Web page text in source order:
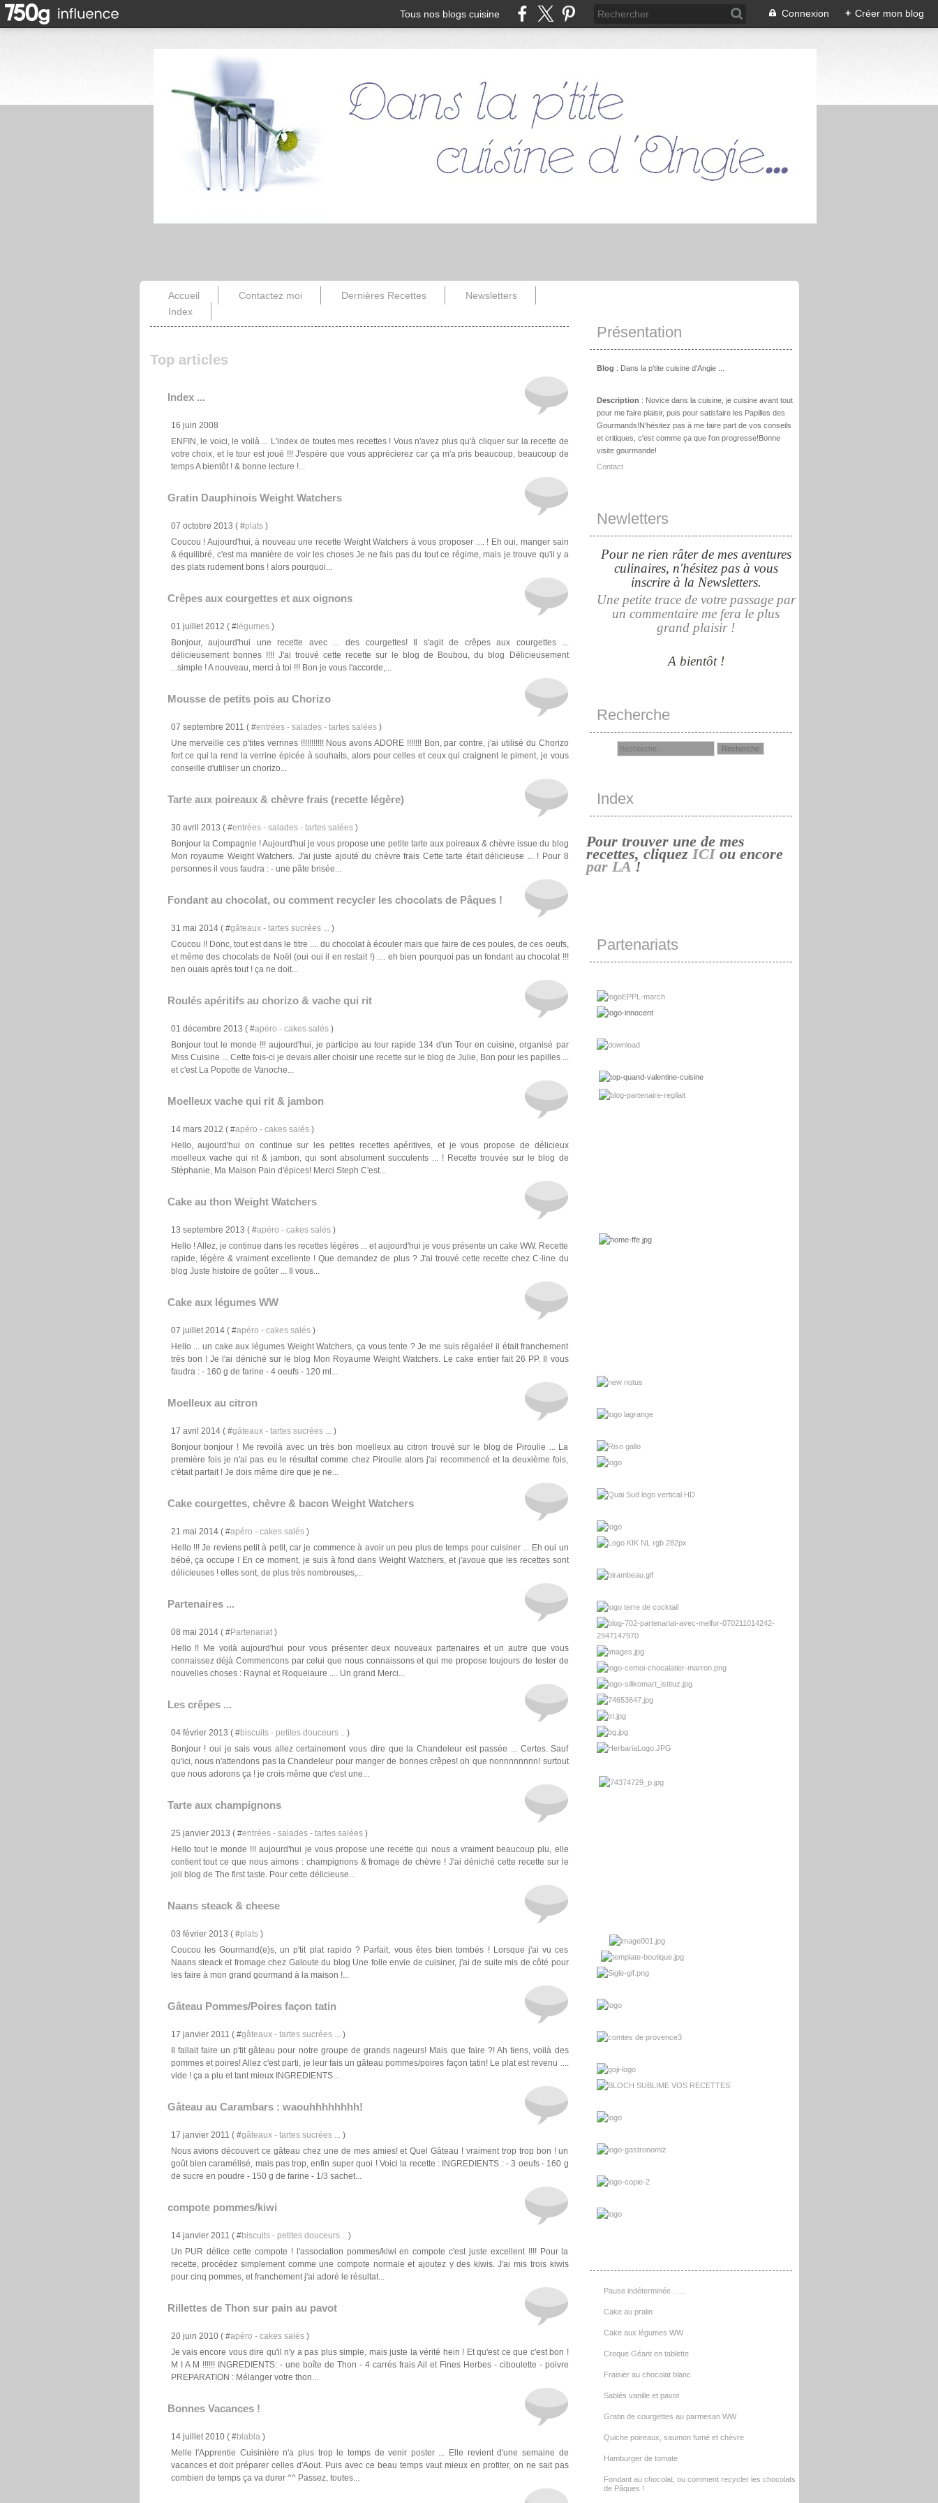
Tous nos blogs cuisine Connexion + Créer mon blog
Accueil Contactez moi Dernières Recettes
Newsletters
Index
Top articles
Index ...
16 juin 2008
ENFIN, le voici, le voilà ... L'index de toutes mes recettes ! Vous n'avez plus qu'à cliquer sur la recette de
votre choix, et le tour est joué !!! J'espère que vous apprécierez car ça m'a pris beaucoup, beaucoup de
temps A bientôt ! & bonne lecture !...
Gratin Dauphinois Weight Watchers
07 octobre 2013 ( #plats)
Coucou ! Aujourd'hui, à nouveau une recette Weight Watchers à vous proposer .... ! Eh oui, manger sain
& équilibré, c'est ma manière de voir les choses Je ne fais pas du tout ce régime, mais je trouve qu'il y a
des plats rudement bons ! alors pourquoi...
Crêpes aux courgettes et aux oignons
01 juillet 2012 ( #légumes)
Bonjour, aujourd'hui une recette avec ... des courgettes! Il s'agit de crêpes aux courgettes ...
délicieusement bonnes !!!! J'ai trouvé cette recette sur le blog de Boubou, du blog Délicieusement
...simple ! A nouveau, merci à toi !!! Bon je vous l'accorde,...
Mousse de petits pois au Chorizo
07 septembre 2011 ( #entrées - salades - tartes salées)
Une merveille ces p'tites verrines !!!!!!!!!!! Nous avons ADORE !!!!!!! Bon, par contre, j'ai utilisé du Chorizo
fort ce qui la rend la verrine épicée à souhaits, alors pour celles et ceux qui craignent le piment, je vous
conseille d'utiliser un chorizo...
Tarte aux poireaux & chèvre frais (recette légère)
30 avril 2013 ( #entrées - salades - tartes salées)
Bonjour la Compagnie ! Aujourd'hui je vous propose une petite tarte aux poireaux & chèvre issue du blog
Mon royaume Weight Watchers. J'ai juste ajouté du chèvre frais Cette tarte était délicieuse ... ! Pour 8
personnes il vous faudra : - une pâte brisée...
Fondant au chocolat, ou comment recycler les chocolats de Pâques !
31 mai 2014 ( #gâteaux - tartes sucrées ...
)
Coucou !! Donc, tout est dans le titre .... du chocolat à écouler mais que faire de ces poules, de ces oeufs,
et même des chocolats de Noël (oui oui il en restait !) .... eh bien pourquoi pas un fondant au chocolat !!!
ben ouais après tout ! ça ne doit...
Roulés apéritifs au chorizo & vache qui rit
01 décembre 2013 ( #apéro - cakes salés)
Bonjour tout le monde !!! aujourd'hui, je participe au tour rapide 134 d'un Tour en cuisine, organisé par
Miss Cuisine ... Cette fois-ci je devais aller choisir une recette sur le blog de Julie, Bon pour les papilles ...
et c'est La Popotte de Vanoche...
Moelleux vache qui rit & jambon
14 mars 2012 ( #apéro - cakes salés)
Hello, aujourd'hui on continue sur les petites recettes apéritives, et je vous propose de délicieux
moelleux vache qui rit & jambon, qui sont absolument succulents ... ! Recette trouvée sur le blog de
Stéphanie, Ma Maison Pain d'épices! Merci Steph C'est...
Cake au thon Weight Watchers
13 septembre 2013 ( #apéro - cakes salés)
Hello ! Allez, je continue dans les recettes légères ... et aujourd'hui je vous présente un cake WW. Recette
rapide, légère & vraiment excellente ! Que demandez de plus ? J'ai trouvé cette recette chez C-line du
blog Juste histoire de goûter ... Il vous...
Cake aux légumes WW
07 juillet 2014 ( #apéro - cakes salés)
Hello ... un cake aux légumes Weight Watchers, ça vous tente ? Je me suis régalée! il était franchement
très bon ! Je l'ai déniché sur le blog Mon Royaume Weight Watchers. Le cake entier fait 26 PP. Il vous
faudra : - 160 g de farine - 4 oeufs - 120 ml...
Moelleux au citron
17 avril 2014 ( #gâteaux - tartes sucrées ...
)
Bonjour bonjour ! Me revoilà avec un très bon moelleux au citron trouvé sur le blog de Piroulie ... La
première fois je n'ai pas eu le résultat comme chez Piroulie alors j'ai recommencé et la deuxième fois,
c'était parfait ! Je dois même dire que je ne...
Cake courgettes, chèvre & bacon Weight Watchers
21 mai 2014 ( #apéro - cakes salés)
Hello !!! Je reviens petit à petit, car je commence à avoir un peu plus de temps pour cuisiner ... Eh oui un
bébé, ça occupe ! En ce moment, je suis à fond dans Weight Watchers, et j'avoue que les recettes sont
délicieuses ! elles sont, de plus très nombreuses,...
Partenaires ...
08 mai 2014 ( #Partenariat)
Hello !! Me voilà aujourd'hui pour vous présenter deux nouveaux partenaires et un autre que vous
connaissez déjà Commencons par celui que nous connaissons et qui me propose toujours de tester de
nouvelles choses : Raynal et Roquelaure .... Un grand Merci...
Les crêpes ...
04 février 2013 ( #biscuits - petites douceurs ..
)
Bonjour ! oui je sais vous allez certainement vous dire que la Chandeleur est passée ... Certes. Sauf
qu'ici, nous n'attendons pas la Chandeleur pour manger de bonnes crêpes! oh que nonnnnnnnn! surtout
que nous adorons ça ! je crois même que c'est une...
Tarte aux champignons
25 janvier 2013 ( #entrées - salades - tartes salées)
Hello tout le monde !!! aujourd'hui je vous propose une recette qui nous a vraiment beaucoup plu, elle
contient tout ce que nous aimons : champignons & fromage de chèvre ! J'ai déniché cette recette sur le
joli blog de The first taste. Pour cette délicieuse...
Naans steack & cheese
03 février 2013 ( #plats)
Coucou les Gourmand(e)s, un p'tit plat rapido ? Parfait, vous êtes bien tombés ! Lorsque j'ai vu ces
Naans steack et fromage chez Galoute du blog Une folle envie de cuisiner, j'ai de suite mis de côté pour
les faire à mon grand gourmand à la maison !...
Gâteau Pommes/Poires façon tatin
17 janvier 2011 ( #gâteaux - tartes sucrées ...
)
Il fallait faire un p'tit gâteau pour notre groupe de grands nageurs! Mais que faire ?! Ah tiens, voilà des
pommes et poires! Allez c'est parti, je leur fais un gâteau pommes/poires façon tatin! Le plat est revenu ....
vide ! ça a plu et tant mieux INGREDIENTS...
Gâteau au Carambars : waouhhhhhhhh!
17 janvier 2011 ( #gâteaux - tartes sucrées ...
)
Nous avions découvert ce gâteau chez une de mes amies! et Quel Gâteau ! vraiment trop trop bon ! un
goût bien caramélisé, mais pas trop, enfin super quoi ! Voici la recette : INGREDIENTS : - 3 oeufs - 160 g
de sucre en poudre - 150 g de farine - 1/3 sachet...
compote pommes/kiwi
14 janvier 2011 ( #biscuits - petites douceurs ..
)
Un PUR délice cette compote ! l'association pommes/kiwi en compote c'est juste excellent !!!! Pour la
recette, procédez simplement comme une compote normale et ajoutez y des kiwis. J'ai mis trois kiwis
pour cinq pommes, et franchement j'ai adoré le résultat...
Rillettes de Thon sur pain au pavot
20 juin 2010 ( #apéro - cakes salés)
Je vais encore vous dire qu'il n'y a pas plus simple, mais juste la vérité hein ! Et qu'est ce que c'est bon !
M I A M !!!!!! INGREDIENTS: - une boîte de Thon - 4 carrés frais Ail et Fines Herbes - ciboulette - poivre
PREPARATION : Mélanger votre thon...
Bonnes Vacances !
14 juillet 2010 ( #blabla )
Melle l'Apprentie Cuisinière n'a plus trop le temps de venir poster ... Elle revient d'une semaine de
vacances et doit préparer celles d'Aout. Puis avec ce beau temps vaut mieux en profiter, on ne sait pas
combien de temps ça va durer ^^ Passez, toutes...
Présentation
Blog : Dans la p'tite cuisine d'Angie ...
Description : Novice dans la cuisine, je cuisine avant tout
pour me faire plaisir, puis pour satisfaire les Papilles des
Gourmands!N'hésitez pas à me faire part de vos conseils
et critiques, c'est comme ça que l'on progresse!Bonne
visite gourmande!
Contact
Newletters
Pour ne rien râter de mes aventures
culinaires, n'hésitez pas à vous
inscrire à la Newsletters.
Une petite trace de votre passage par
un commentaire me fera le plus
grand plaisir !
A bientôt !
Recherche
Index
Pour trouver une de mes
recettes, cliquezICIou encore
par LA !
Partenariats
Pause indéterminée ......
Cake au pralin
Cake aux légumes WW
Croque Géant en tablette
Fraisier au chocolat blanc
Sablés vanille et pavot
Gratin de courgettes au parmesan WW
Quiche poireaux, saumon fumé et chèvre
Hamburger de tomate
Fondant au chocolat, ou comment recycler les chocolats
de Pâques !